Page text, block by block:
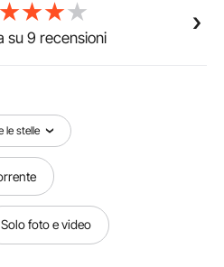
della stampante
Gestisce formati carta da 2
mm), rendendolo ideale
standard.
la nostra esclusiva
garantisce un'alimentazione
l'arricciatura in modo
che utilizzi un telefono
o un laptop, la nostra
può essere facilmente
o USB. Goditi la stampa
su 9 recensioni
le stelle
Solo foto e video